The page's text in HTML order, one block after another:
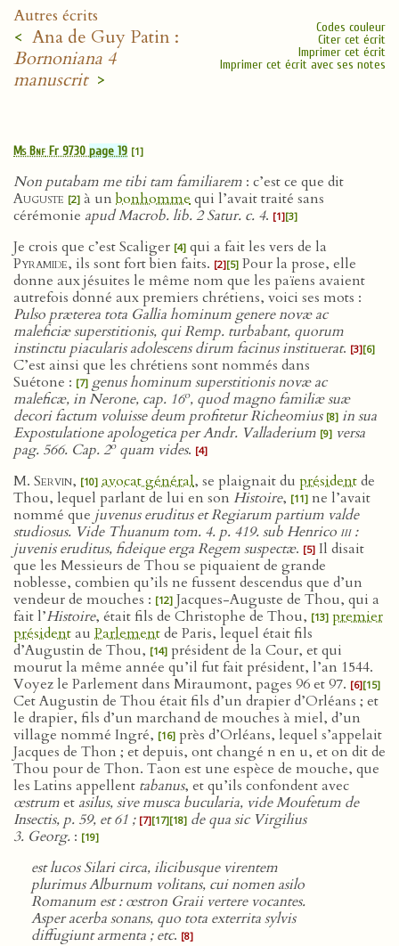
Autres écrits
< Ana de Guy Patin :
Bornoniana 4
manuscrit >
Codes couleur
Citer cet écrit
Imprimer cet écrit
Imprimer cet écrit avec ses notes
Ms Bnf Fr 9730 page 19 [1]
Non putabam me tibi tam familiarem : c’est ce que dit
Auguste [2] à unbonhommequi l’avait traité sans
cérémonie apud Macrob. lib. 2 Satur. c. 4. [1][3]
Je crois que c’est Scaliger [4] qui a fait les vers de la
Pyramide, ils sont fort bien faits. [2][5] Pour la prose, elle
donne aux jésuites le même nom que les païens avaient
autrefois donné aux premiers chrétiens, voici ses mots :
Pulso præterea tota Gallia hominum genere novæ ac
maleficiæ superstitionis, qui Remp. turbabant, quorum
instinctu piacularis adolescens dirum facinus instituerat. [3][6]
C’est ainsi que les chrétiens sont nommés dans
Suétone : [7] genus hominum superstitionis novæ ac
maleficæ, in Nerone, cap. 16o, quod magno familiæ suæ
decori factum voluisse deum profitetur Richeomius [8] in sua
Expostulatione apologetica per Andr. Valladerium [9] versa
pag. 566. Cap. 2oquam vides. [4]
M. Servin, [10] avocat général, se plaignait du présidentde
Thou, lequel parlant de lui en son Histoire, [11] ne l’avait
nommé que juvenus eruditus et Regiarum partium valde
studiosus. Vide Thuanum tom. 4. p. 419. sub Henrico iii:
juvenis eruditus, fideique erga Regem suspectæ. [5] Il disait
que les Messieurs de Thou se piquaient de grande
noblesse, combien qu’ils ne fussent descendus que d’un
vendeur de mouches : [12] Jacques-Auguste de Thou, qui a
fait l’Histoire, était fils de Christophe de Thou, [13] premier
présidentau Parlementde Paris, lequel était fils
d’Augustin de Thou, [14] président de la Cour, et qui
mourut la même année qu’il fut fait président, l’an 1544.
Voyez le Parlement dans Miraumont, pages 96 et 97. [6][15]
Cet Augustin de Thou était fils d’un drapier d’Orléans ; et
le drapier, fils d’un marchand de mouches à miel, d’un
village nommé Ingré, [16] près d’Orléans, lequel s’appelait
Jacques de Thon ; et depuis, ont changé n en u, et on dit de
Thou pour de Thon. Taon est une espèce de mouche, que
les Latins appellent tabanus, et qu’ils confondent avec
œstrumet asilus, sive musca bucularia, vide Moufetum de
Insectis, p. 59, et 61 ; [7][17][18] de qua sic Virgilius
3. Georg. : [19]
est lucos Silari circa, ilicibusque virentem
plurimus Alburnum volitans, cui nomen asilo
Romanum est : œstron Graii vertere vocantes.
Asper acerba sonans, quo tota exterrita sylvis
diffugiunt armenta ; etc. [8]